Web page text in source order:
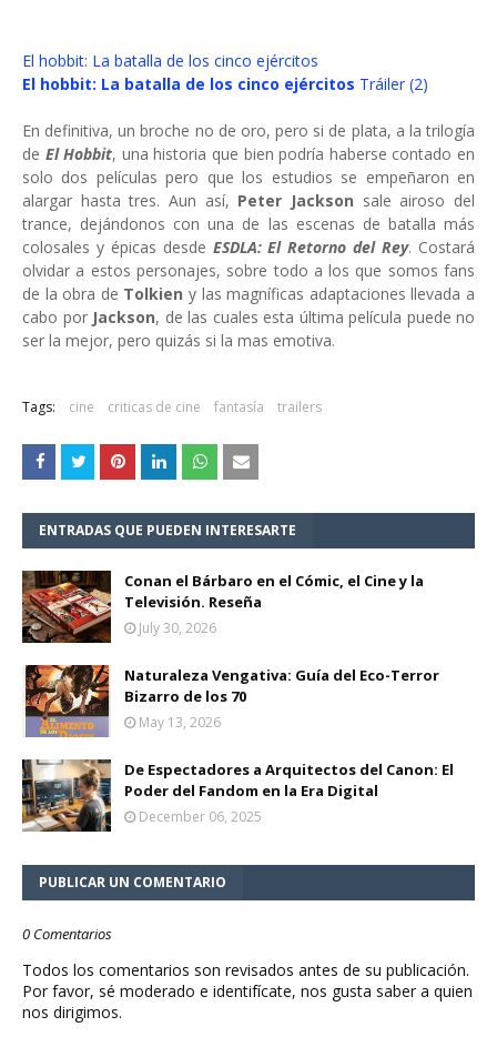
El hobbit: La batalla de los cinco ejércitos
El hobbit: La batalla de los cinco ejércitos Tráiler (2)
En definitiva, un broche no de oro, pero si de plata, a la trilogía
de El Hobbit, una historia que bien podría haberse contado en
solo dos películas pero que los estudios se empeñaron en
alargar hasta tres. Aun así, Peter Jackson sale airoso del
trance, dejándonos con una de las escenas de batalla más
colosales y épicas desde ESDLA: El Retorno del Rey. Costará
olvidar a estos personajes, sobre todo a los que somos fans
de la obra de Tolkieny las magníficas adaptaciones llevada a
cabo por Jackson, de las cuales esta última película puede no
ser la mejor, pero quizás si la mas emotiva.
Tags: cine criticas de cine fantasía trailers
ENTRADAS QUE PUEDEN INTERESARTE
Conan el Bárbaro en el Cómic, el Cine y la
Televisión. Reseña
July 30, 2026
Naturaleza Vengativa: Guía del Eco-Terror
Bizarro de los 70
May 13, 2026
De Espectadores a Arquitectos del Canon: El
Poder del Fandom en la Era Digital
December 06, 2025
PUBLICAR UN COMENTARIO
0 Comentarios
Todos los comentarios son revisados antes de su publicación.
Por favor, sé moderado e identifícate, nos gusta saber a quien
nos dirigimos.